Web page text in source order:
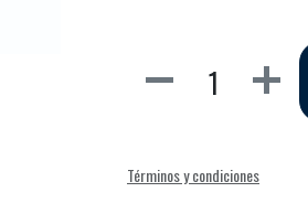
Términos y condiciones